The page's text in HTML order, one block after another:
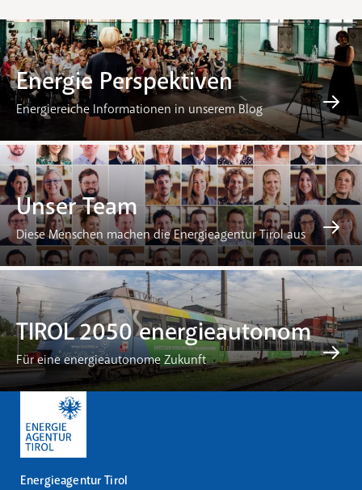
Energie Perspektiven
Energiereiche Informationen in unserem Blog
Unser Team
Diese Menschen machen die Energieagentur Tirol aus
TIROL 2050 energieautonom
Für eine energieautonome Zukunft
Energieagentur Tirol